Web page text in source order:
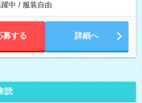
中 / 服装自由
募する 詳細へ
読